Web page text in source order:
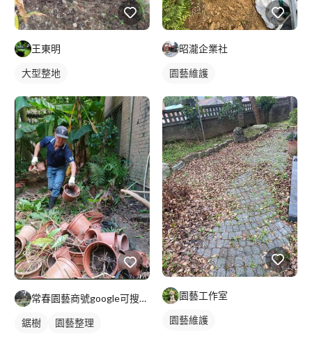
王東明
大型整地
常春園藝商號google可搜尋到:統編79855748
鋸樹 園藝整理
昭瀧企業社
園藝維護
園藝工作室
園藝維護